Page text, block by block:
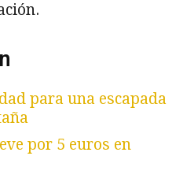
para una escapada
por 5 euros en